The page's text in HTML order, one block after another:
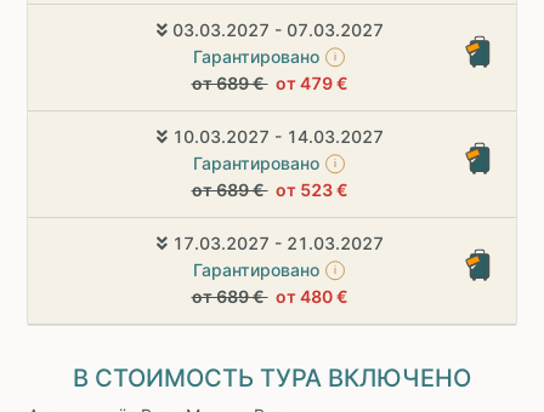
03.03.2027 - 07.03.2027
Гарантировано
i
от 689 €от 479 €
10.03.2027 - 14.03.2027
Гарантировано
i
от 689 €от 523 €
17.03.2027 - 21.03.2027
Гарантировано
i
от 689 €от 480 €
В СТОИМОСТЬ ТУРА ВКЛЮЧЕНО